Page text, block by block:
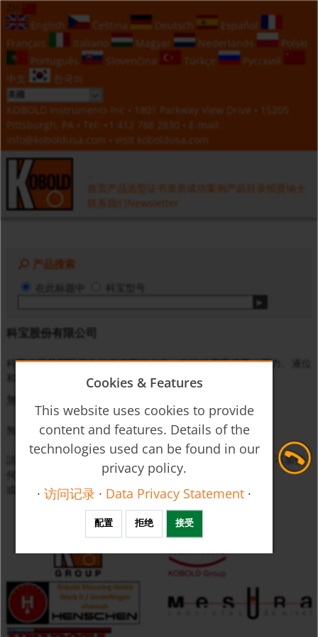
English
Čeština Deutsch
Español
Français
Italiano Magyar Nederlands
Polski
Português
Slovenčina Türkçe
Русский
中文
한국의
KOBOLD Instruments Inc • 1801 Parkway View Drive • 15205
Pittsburgh, PA • Tel:
+1 412 788 2830 • E-mail:
info@koboldusa.com • visit koboldusa.com
首页 产品选型 证书资质 成功案例 产品目录 招贤纳士
联系我们 Newsletter
产品搜索
在此标题中 科宝型号
科宝股份有限公司
科宝公司是国际领先的仪表工程企业，专门从事于流量、压力、液位
和温度等物理量的监控、测量与调节。
無匹配
無法找到符合設定篩選條件的產品。
請放鬆您的搜尋條件（例如，只輸入最多三位數的產品代碼，不加任
或直接與我們聯絡。
Cookies & Features
This website uses cookies to provide
content and features. Details of the
technologies used can be found in our
privacy policy.
·访问记录 · Data Privacy Statement ·
配置 拒绝 接受